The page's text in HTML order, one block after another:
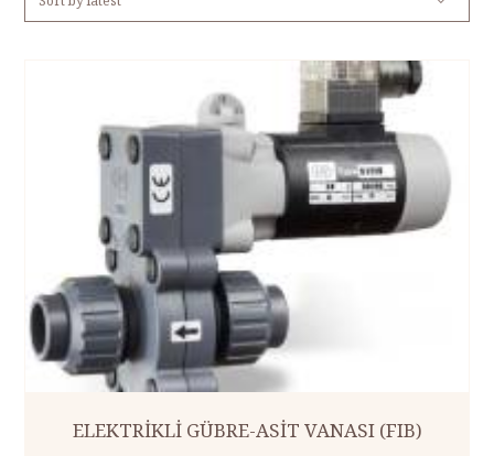
ELEKTRİKLİ GÜBRE-ASİT VANASI (FIB)